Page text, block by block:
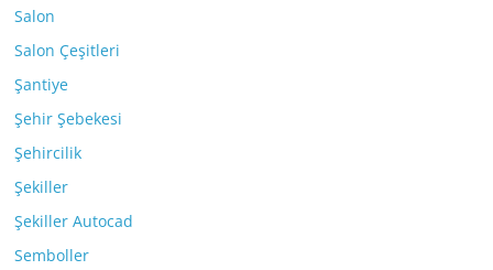
Salon
Salon Çeşitleri
Şantiye
Şehir Şebekesi
Şehircilik
Şekiller
Şekiller Autocad
Semboller